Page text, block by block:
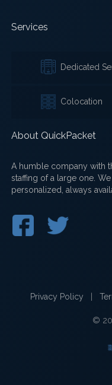
Services
Dedicated
Colocation
About QuickPacket
A humble company with
staffing of a large one.
personalized, always
Privacy Policy
©